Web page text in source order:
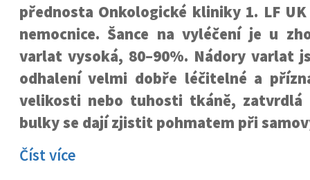
přednosta Onkologické kliniky 1. LF
nemocnice. Šance na vyléčení je u
varlat vysoká, 80–90%. Nádory varlat
odhalení velmi dobře léčitelné a
velikosti nebo tuhosti tkáně,
bulky se dají zjistit pohmatem při
Číst více